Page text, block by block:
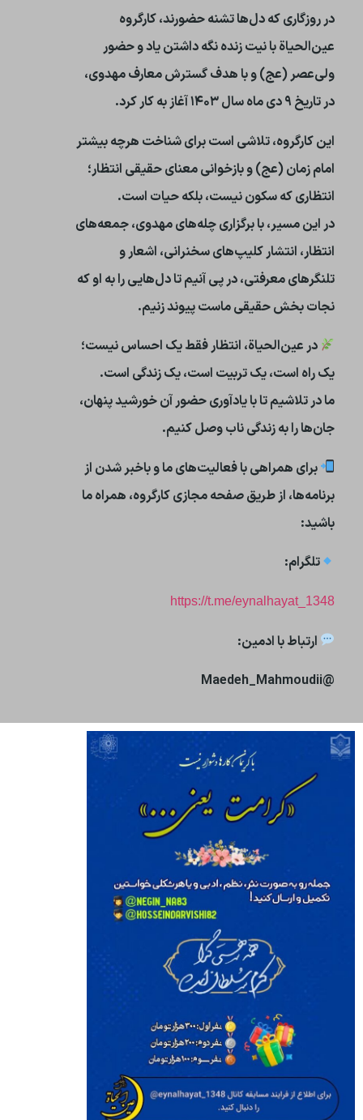
در روزگاری که دل‌ها تشنه حضورند، کارگروه
عین‌الحیاة با نیت زنده نگه داشتن یاد و حضور
ولی‌عصر (عج) و با هدف گسترش معارف مهدوی،
در تاریخ ۹ دی ماه سال ۱۴۰۳ آغاز به کار کرد.
این کارگروه، تلاشی است برای شناخت هرچه بیشتر
امام زمان (عج) و بازخوانی معنای حقیقی انتظار؛
انتظاری که سکون نیست، بلکه حیات است.
در این مسیر، با برگزاری چله‌های مهدوی، جمعه‌های
انتظار، انتشار کلیپ‌های‌ سخنرانی، اشعار و
تلنگرهای معرفتی، در پی آنیم تا دل‌هایی را به او که
نجات بخش حقیقی ماست پیوند زنیم.
در عین‌الحیاة، انتظار فقط یک احساس نیست؛
یک راه است، یک تربیت است، یک زندگی است.
ما در تلاشیم تا با یادآوری حضور آن خورشید پنهان،
جان‌ها را به زندگی ناب وصل کنیم.
برای همراهی با فعالیت‌های ما و باخبر شدن از
برنامه‌ها، از طریق صفحه مجازی کارگروه، همراه ما
باشید:
تلگرام:
https://t.me/eynalhayat_1348
ارتباط با ادمین:
@Maedeh_Mahmoudii